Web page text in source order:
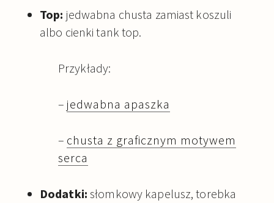
Top: jedwabna chusta zamiast koszuli
albo cienki tank top.
Przykłady:
– jedwabna apaszka
– chusta z graficznym motywem
serca
Dodatki: słomkowy kapelusz, torebka